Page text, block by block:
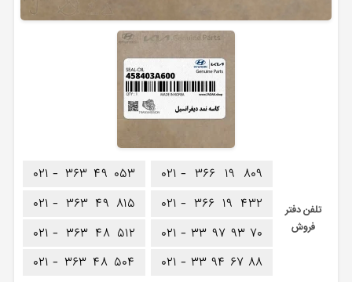
تلفن دفتر
فروش
۰۲۱ - ۳۶۶ ۱۹ ۸۰۹
۰۲۱ - ۳۶۶ ۱۹ ۴۳۲
۰۲۱ - ۳۳ ۹۷ ۹۳ ۷۰
۰۲۱ - ۳۳ ۹۴ ۶۷ ۸۸
۰۲۱ - ۳۶۳ ۴۹ ۰۵۳
۰۲۱ - ۳۶۳ ۴۹ ۸۱۵
۰۲۱ - ۳۶۳ ۴۸ ۵۱۲
۰۲۱ - ۳۶۳ ۴۸ ۵۰۴